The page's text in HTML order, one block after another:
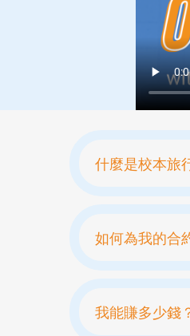
什麼是校本旅
如何為我的合
我能賺多少錢